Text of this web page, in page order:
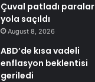
Çuval patladı paralar
yola saçıldı
August 8, 2026
ABD’de kısa vadeli
enflasyon beklentisi
geriledi